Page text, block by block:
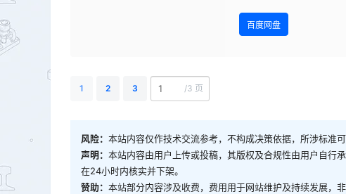
百度网盘
1 2 3 /3 页
风险： 本站内容仅作技术交流参考，不构成决策依据，所涉标准
声明： 本站内容由用户上传或投稿，其版权及合规性由用户自行
在24小时内核实并下架。
赞助： 本站部分内容涉及收费，费用用于网站维护及持续发展，